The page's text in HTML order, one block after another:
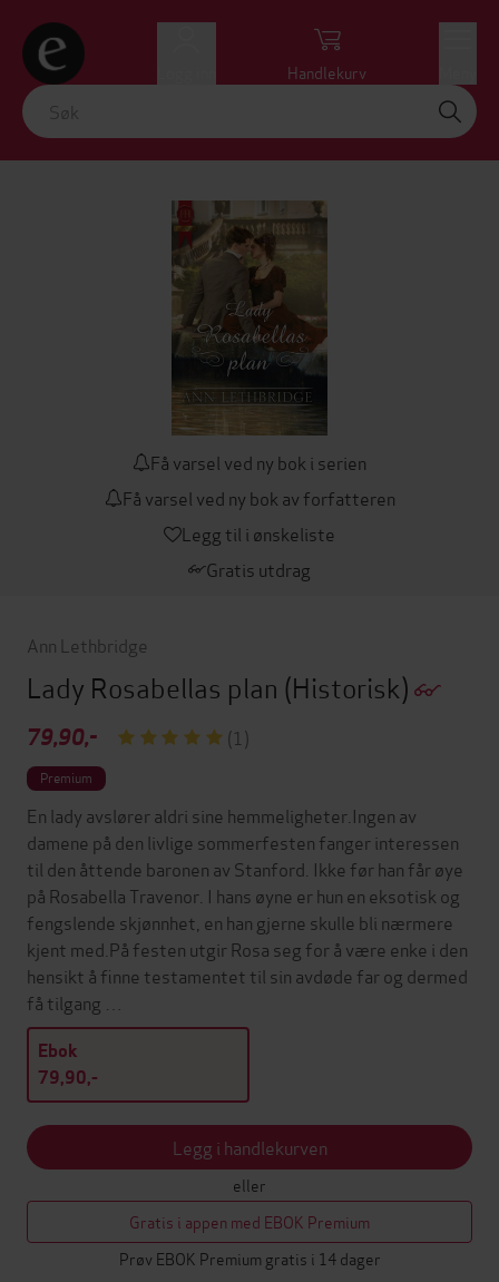
Handlekurv
Få varsel ved ny bok i serien
Få varsel ved ny bok av forfatteren
Legg til i ønskeliste
Gratis utdrag
Ann Lethbridge
Lady Rosabellas plan (Historisk)
79,90,- (1)
Premium
En lady avslører aldri sine hemmeligheter.Ingen av
damene på den livlige sommerfesten fanger interessen
til den åttende baronen av Stanford. Ikke før han får øye
på Rosabella Travenor. I hans øyne er hun en eksotisk og
fengslende skjønnhet, en han gjerne skulle bli nærmere
kjent med.På festen utgir Rosa seg for å være enke i den
hensikt å finne testamentet til sin avdøde far og dermed
få tilgang …
Ebok
79,90,-
Legg i handlekurven
eller
Gratis i appen med EBOK Premium
Prøv EBOK Premium gratis i 14 dager